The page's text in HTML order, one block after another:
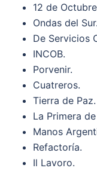
12 de
Ondas del Sur.
De Servicios
INCOB.
Porvenir.
Cuatreros.
Tierra de Paz.
La Primera
Manos
Refactoría.
Il Lavoro.